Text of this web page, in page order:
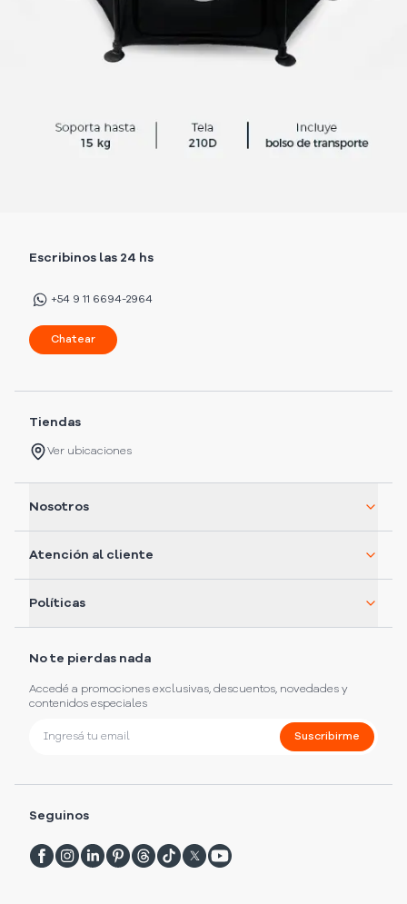
Escribinos las 24 hs
+54 9 11 6694-2964
Chatear
Tiendas
Ver ubicaciones
Nosotros
Atención al cliente
Políticas
No te pierdas nada
Accedé a promociones exclusivas, descuentos, novedades y
contenidos especiales
Suscribirme
Seguinos